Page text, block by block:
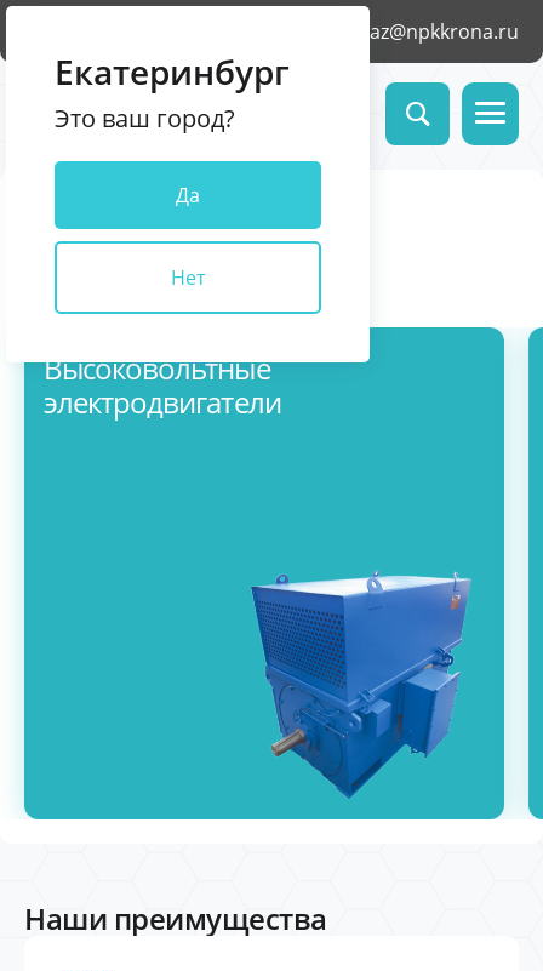
Екатеринбург
Это ваш город?
Да
Нет
zakaz@npkkrona.ru
Электротехническое
оборудование
Высоковольтные
электродвигатели
Наши преимущества